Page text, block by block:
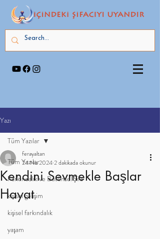
Yazı
Tüm Yazılar
Farkındalık ve Bütünsel Şifa
kişisel gelişim
kişisel farkındalık
yaşam
Tüm Yazılar
Kendini Sevmekle Başlar
Hayat
ferayaltan
24 Nis 20242 dakikada okunur